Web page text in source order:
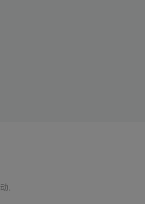
.